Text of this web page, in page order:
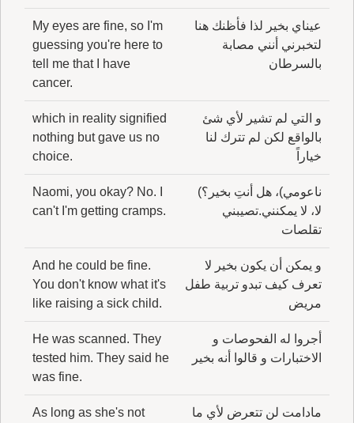
عيناي بخير لذا فأظنك هنا
لتخبرني أنني مصابة
بالسرطان
My eyes are fine, so I'm
guessing you're here to
tell me that I have
cancer.
و التي لم تشير لأي شئ
بالواقع لكن لم تترك لنا
خياراً
which in reality signified
nothing but gave us no
choice.
ناعومي)، هل أنتِ بخير؟)
لا، لا يمكنني.تصيبني
تقلصات
Naomi, you okay? No. I
can't I'm getting cramps.
و يمكن أن يكون بخير لا
تعرف كيف تبدو تربية طفل
مريض
And he could be fine.
You don't know what it's
like raising a sick child.
أجروا له الفحوصات و
الاختبارات و قالوا أنه بخير
He was scanned. They
tested him. They said he
was fine.
مادامت لن تتعرض لأي ما
As long as she's not